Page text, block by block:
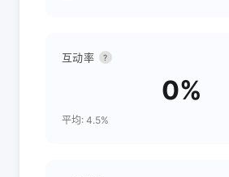
互动率 ?
0%
平均: 4.5%